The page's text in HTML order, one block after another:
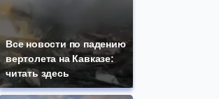
Все новости по падению
вертолета на Кавказе:
читать здесь